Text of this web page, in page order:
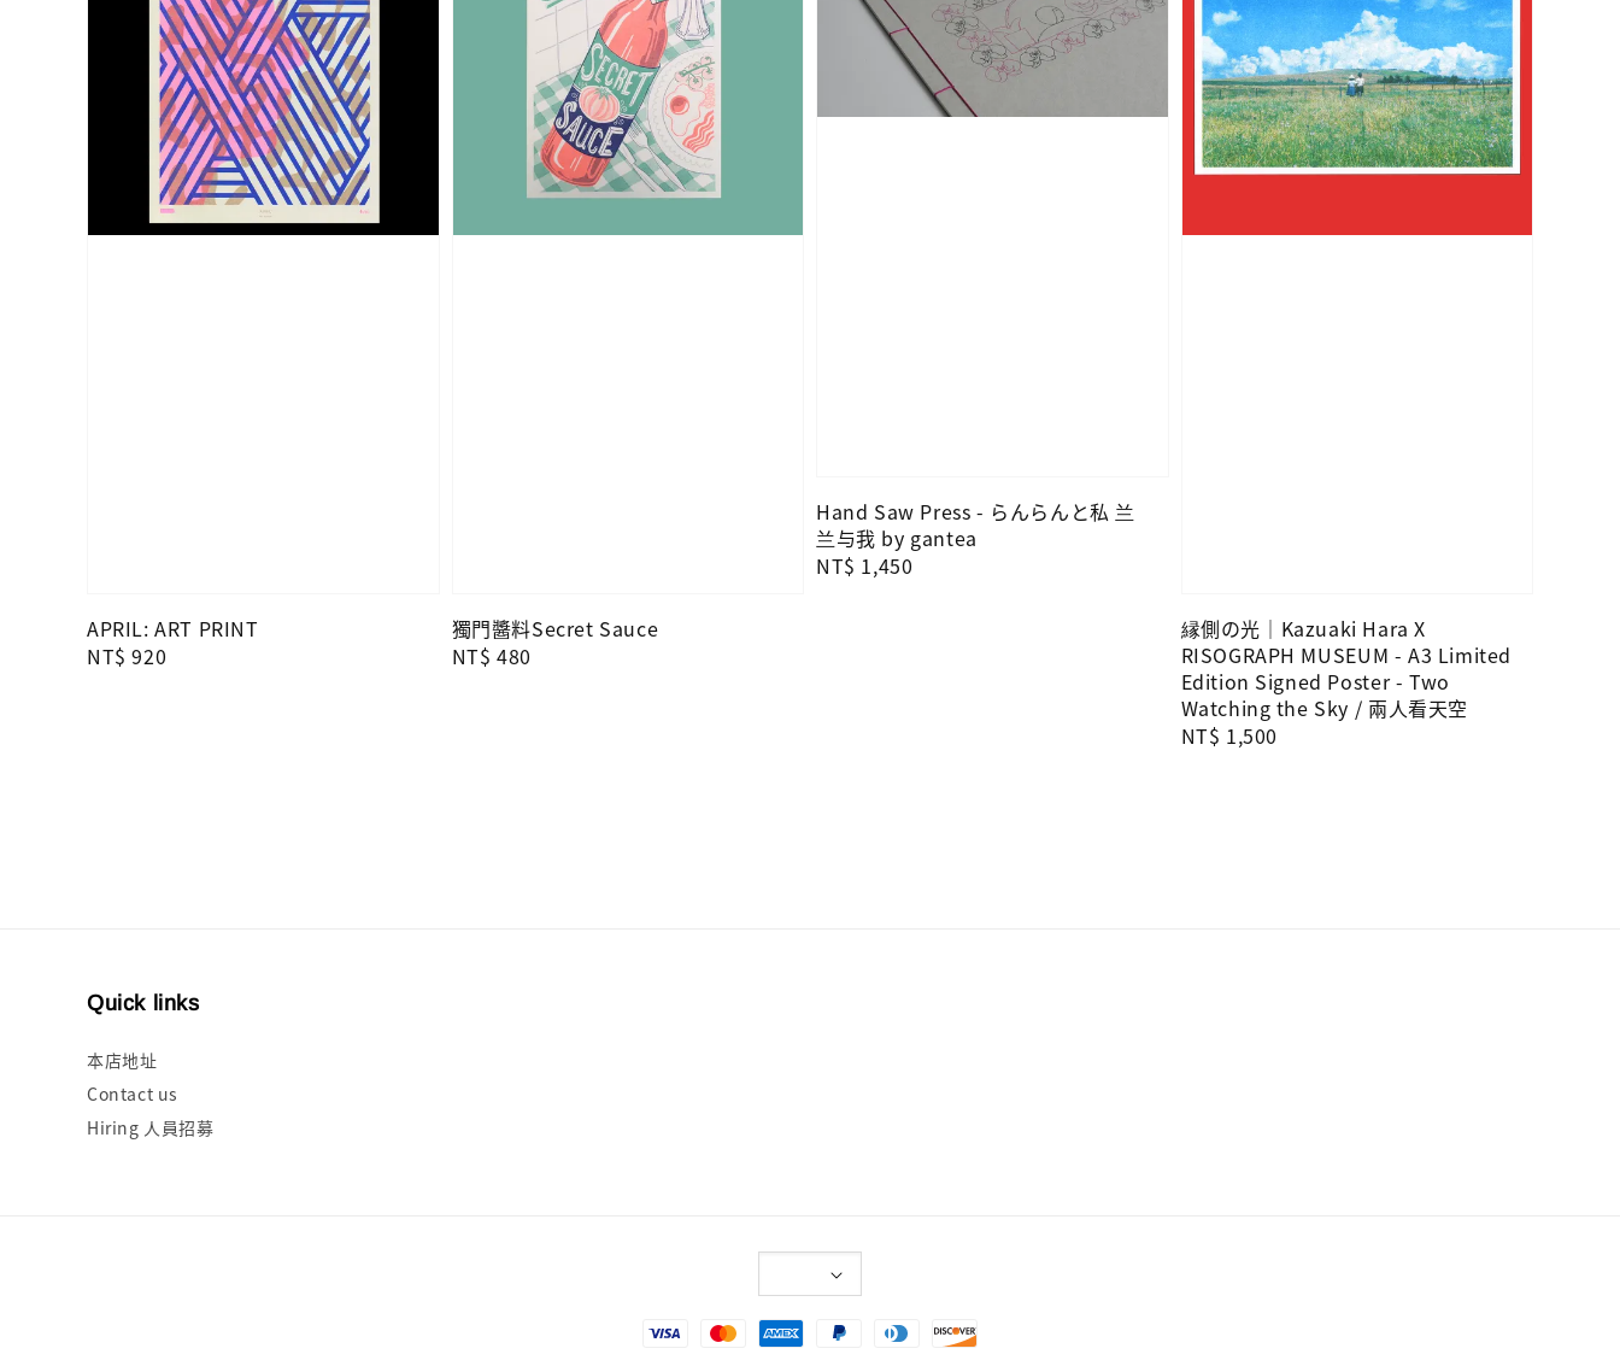
APRIL: ART PRINT
Regular
NT$ 920
獨門醬料Secret Sauce
Regular
NT$ 480
Hand Saw Press - らんらんと私 兰
兰与我 by gantea
Regular
NT$ 1,450
縁側の光｜Kazuaki Hara X
RISOGRAPH MUSEUM - A3 Limited
Edition Signed Poster - Two
Watching the Sky / 兩人看天空
Regular
NT$ 1,500
Quick links
本店地址
Contact us
Hiring 人員招募